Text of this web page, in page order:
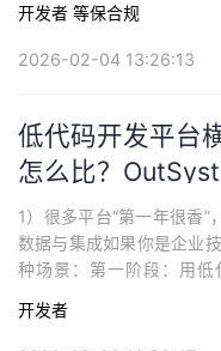
是“做出来”，而是“做大之
控成本”。这篇我们把镜头
开发者 等保合规
2026-02-04 13:26:13
低代码开发平台
怎么比？
pps、Appian、
1）很多平台“第一年很香
数据与集成如果你是企业
种场景：第一阶段：用
要做 跨系统联动；第三阶
开发者